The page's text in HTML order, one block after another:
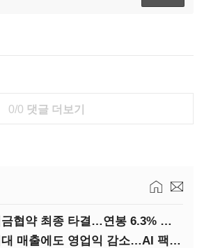
0/0 댓글 더보기
카카오, 올해 임금협약 최종 타결…연봉 6.3% 인상·격려금 300만원
네이버, 분기 최대 매출에도 영업익 감소…AI 팩토리 속도